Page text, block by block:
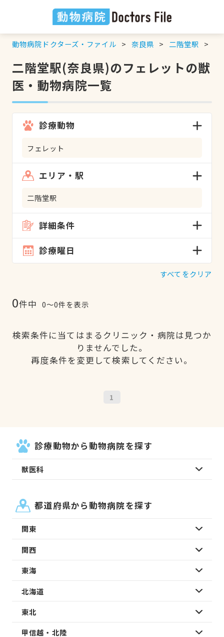
動物病院ドクターズ・ファイル 奈良県 二階堂駅
二階堂駅(奈良県)のフェレットの獣
医・動物病院一覧
診療動物
フェレット
エリア・駅
二階堂駅
詳細条件
診療曜日
すべてをクリア
0件中 0〜0件を表示
検索条件に当てはまるクリニック・病院は見つか
りませんでした。
再度条件を変更して検索してください。
1
診療動物から動物病院を探す
獣医科
都道府県から動物病院を探す
関東
関西
東海
北海道
東北
甲信越・北陸